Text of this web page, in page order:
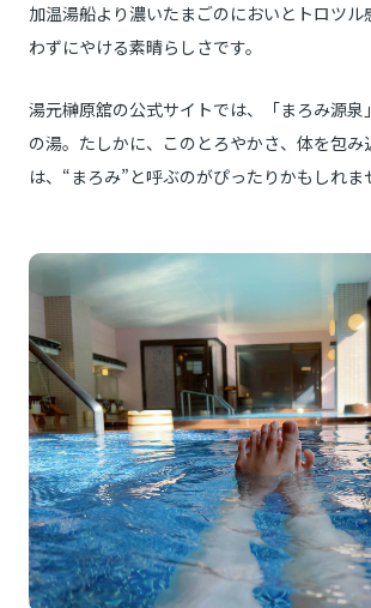
加温湯船より濃いたまごのにおいとトロツル
わずにやける素晴らしさです。
湯元榊原舘の公式サイトでは、「まろみ源泉
の湯。たしかに、このとろやかさ、体を包み
は、“まろみ”と呼ぶのがぴったりかもしれま